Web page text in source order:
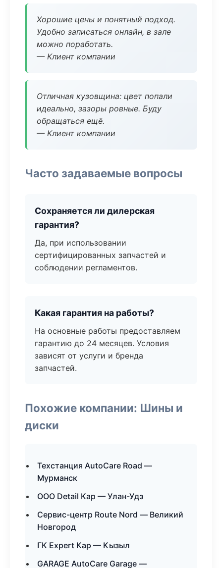
Хорошие цены и понятный подход.
Удобно записаться онлайн, в зале
можно поработать.
— Клиент компании
Отличная кузовщина: цвет попали
идеально, зазоры ровные. Буду
обращаться ещё.
— Клиент компании
Часто задаваемые вопросы
Сохраняется ли дилерская
гарантия?
Да, при использовании
сертифицированных запчастей и
соблюдении регламентов.
Какая гарантия на работы?
На основные работы предоставляем
гарантию до 24 месяцев. Условия
зависят от услуги и бренда
запчастей.
Похожие компании: Шины и
диски
Техстанция AutoCare Road —
Мурманск
ООО Detail Кар — Улан-Удэ
Сервис-центр Route Nord — Великий
Новгород
ГК Expert Кар — Кызыл
GARAGE AutoCare Garage —